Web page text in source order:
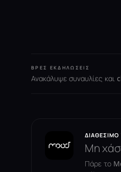
ΒΡΕΣ ΕΚΔΗΛΏΣΕΙΣ
Ανακάλυψε συναυλίες
Μη
Πάρε το